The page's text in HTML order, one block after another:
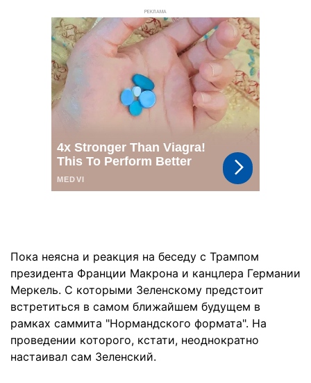
РЕКЛАМА
Пока неясна и реакция на беседу с Трампом
президента Франции Макрона и канцлера Германии
Меркель. С которыми Зеленскому предстоит
встретиться в самом ближайшем будущем в
рамках саммита "Нормандского формата". На
проведении которого, кстати, неоднократно
настаивал сам Зеленский.